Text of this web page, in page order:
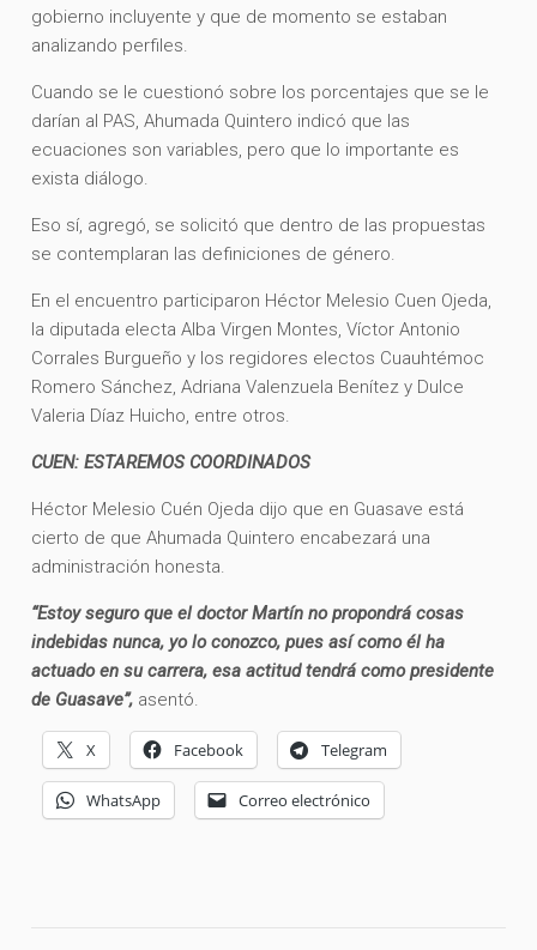
gobierno incluyente y que de momento se estaban
analizando perfiles.
Cuando se le cuestionó sobre los porcentajes que se le
darían al PAS, Ahumada Quintero indicó que las
ecuaciones son variables, pero que lo importante es
exista diálogo.
Eso sí, agregó, se solicitó que dentro de las propuestas
se contemplaran las definiciones de género.
En el encuentro participaron Héctor Melesio Cuen Ojeda,
la diputada electa Alba Virgen Montes, Víctor Antonio
Corrales Burgueño y los regidores electos Cuauhtémoc
Romero Sánchez, Adriana Valenzuela Benítez y Dulce
Valeria Díaz Huicho, entre otros.
CUEN: ESTAREMOS COORDINADOS
Héctor Melesio Cuén Ojeda dijo que en Guasave está
cierto de que Ahumada Quintero encabezará una
administración honesta.
“Estoy seguro que el doctor Martín no propondrá cosas
indebidas nunca, yo lo conozco, pues así como él ha
actuado en su carrera, esa actitud tendrá como presidente
de Guasave”, asentó.
X Facebook Telegram
WhatsApp Correo electrónico